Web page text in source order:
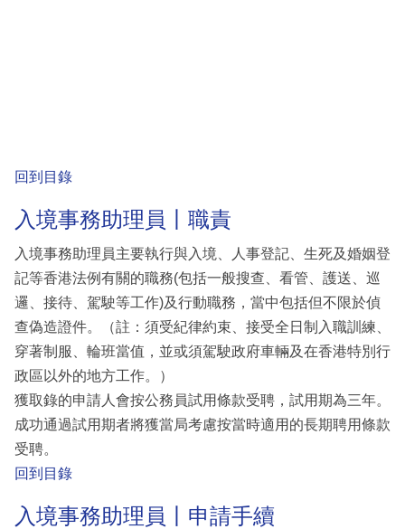
回到目錄
入境事務助理員丨職責
入境事務助理員主要執行與入境、人事登記、生死及婚姻登
記等香港法例有關的職務(包括一般搜查、看管、護送、巡
邏、接待、駕駛等工作)及行動職務，當中包括但不限於偵
查偽造證件。（註：須受紀律約束、接受全日制入職訓練、
穿著制服、輪班當值，並或須駕駛政府車輛及在香港特別行
政區以外的地方工作。）
獲取錄的申請人會按公務員試用條款受聘，試用期為三年。
成功通過試用期者將獲當局考慮按當時適用的長期聘用條款
受聘。
回到目錄
入境事務助理員丨申請手續